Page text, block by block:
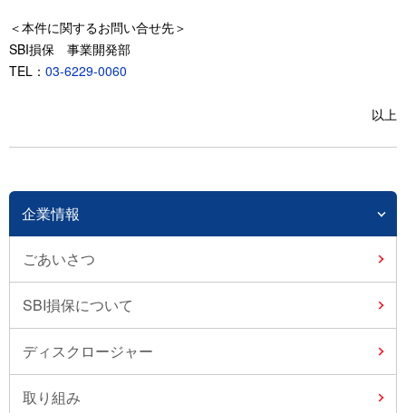
＜本件に関するお問い合せ先＞
SBI損保 事業開発部
TEL： 03-6229-0060
以上
企業情報
ごあいさつ
SBI損保について
ディスクロージャー
取り組み